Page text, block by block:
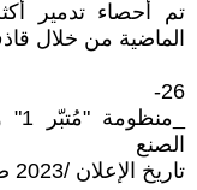
الماضية من خلال
26-
الصنع
تاريخ الإعلان /2023 ضمن معركة طوفان الأقصى